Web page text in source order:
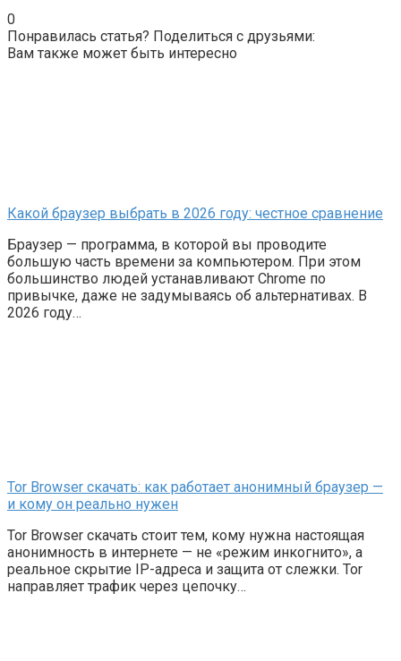
0
Понравилась статья? Поделиться с друзьями:
Вам также может быть интересно
Какой браузер выбрать в 2026 году: честное сравнение
Браузер — программа, в которой вы проводите
большую часть времени за компьютером. При этом
большинство людей устанавливают Chrome по
привычке, даже не задумываясь об альтернативах. В
2026 году…
Tor Browser скачать: как работает анонимный браузер —
и кому он реально нужен
Tor Browser скачать стоит тем, кому нужна настоящая
анонимность в интернете — не «режим инкогнито», а
реальное скрытие IP-адреса и защита от слежки. Tor
направляет трафик через цепочку…